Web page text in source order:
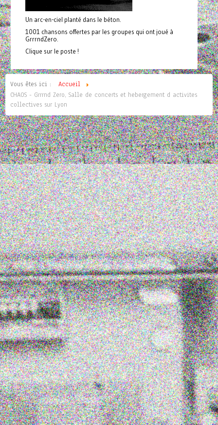
Un arc-en-ciel planté dans le béton.
1001 chansons offertes par les groupes qui ont joué à
GrrrndZero.
Clique sur le poste !
Vous êtes ici :
Accueil
CHAOS - Grrrnd Zero, Salle de concerts et hebergement d activites
collectives sur Lyon